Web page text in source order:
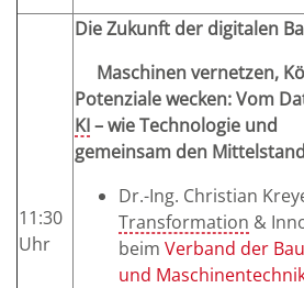
11:30
Uhr
Die Zukunft der digitalen
Maschinen vernetzen,
Potenziale wecken: Vom
KI– wie Technologie
gemeinsam den
Dr.-Ing. Christian
Transformation &
beim Verband der
und